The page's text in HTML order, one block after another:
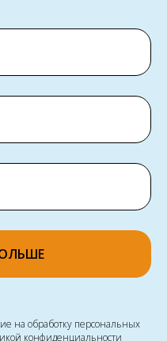
на обработку персональных
конфиденциальности